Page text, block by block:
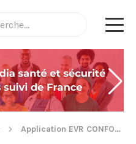
Application EVR CONFORT avec étiquettes géolocalisables